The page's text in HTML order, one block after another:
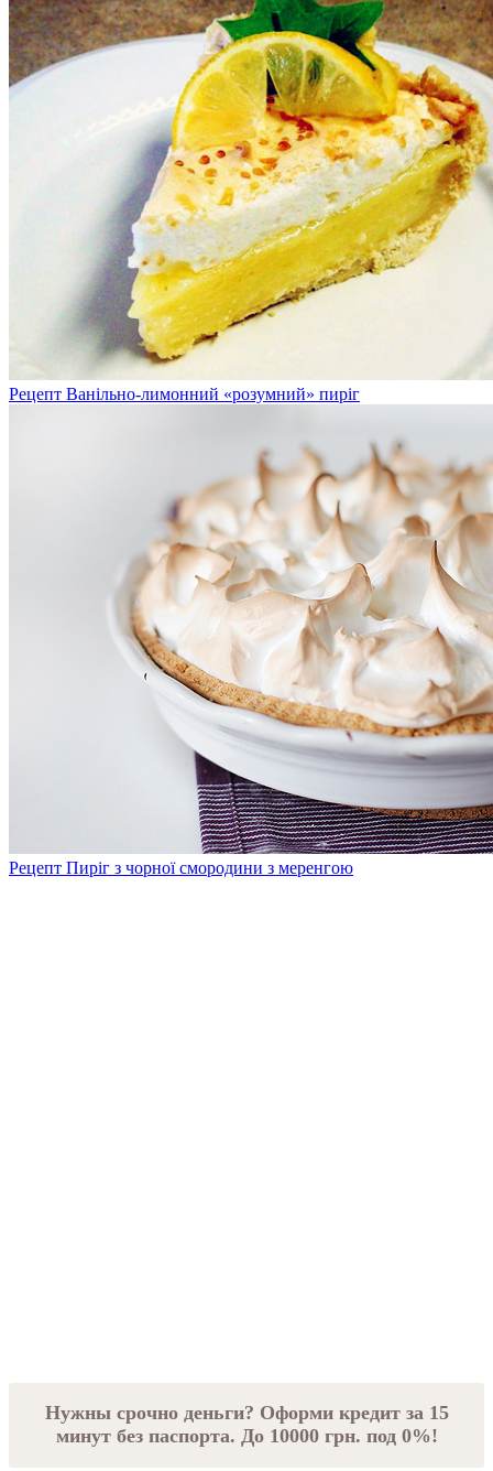
Рецепт Ванільно-лимонний «розумний» пиріг
Рецепт Пиріг з чорної смородини з меренгою
Нужны срочно деньги? Оформи кредит за 15
минут без паспорта. До 10000 грн. под 0%!